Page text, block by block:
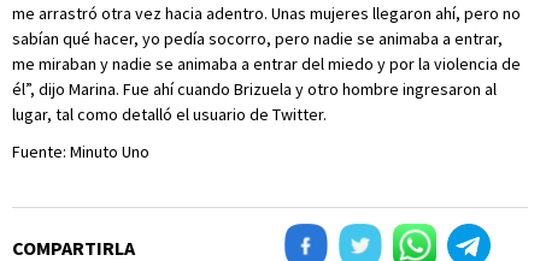
me arrastró otra vez hacia adentro. Unas mujeres llegaron ahí, pero no
sabían qué hacer, yo pedía socorro, pero nadie se animaba a entrar,
me miraban y nadie se animaba a entrar del miedo y por la violencia de
él”, dijo Marina. Fue ahí cuando Brizuela y otro hombre ingresaron al
lugar, tal como detalló el usuario de Twitter.
Fuente: Minuto Uno
COMPARTIRLA